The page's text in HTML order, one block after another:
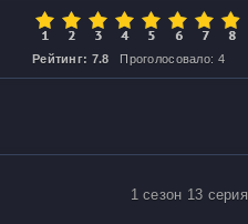
Рейтинг: 7.8 Проголосовало: 4
1 сезон 13 серия